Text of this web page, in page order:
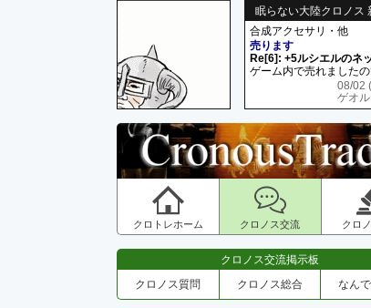
眠らない大陸クロノス
合成アクセサリ・他
売ります
Re[6]: +5ルシエルのネ
08/02
ゲオ
クロトレホーム クロノス交流 クロ
クロノス交流掲示板
クロノス質問
クロノス総合 なん